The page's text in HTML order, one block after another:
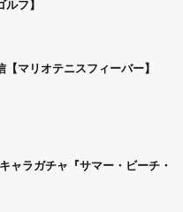
ルフ】
マリオテニスフィーバー】
ャラガチャ『サマー・ビーチ・